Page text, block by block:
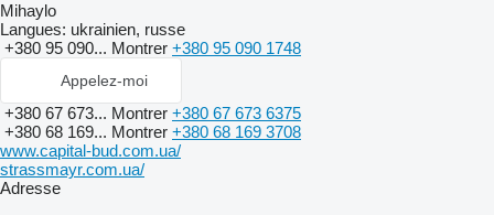
Mihaylo
Langues: ukrainien, russe
+380 95 090... Montrer +380 95 090 1748
Appelez-moi
+380 67 673... Montrer +380 67 673 6375
+380 68 169... Montrer +380 68 169 3708
www.capital-bud.com.ua/
strassmayr.com.ua/
Adresse